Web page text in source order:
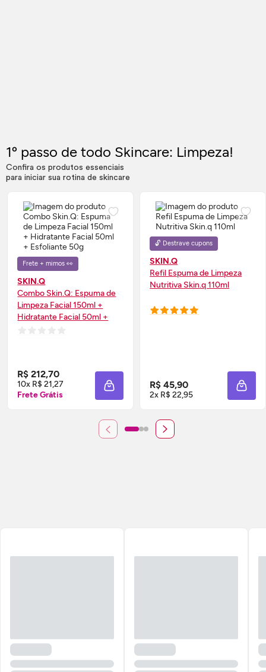
1º passo de todo Skincare: Limpeza!
Confira os produtos essenciais
para iniciar sua rotina deskincare
Frete + mimos 👀
SKIN.Q
Combo Skin.Q: Espuma de
Limpeza Facial 150ml +
Hidratante Facial 50ml +
R$ 212,70
10x R$ 21,27
Frete Grátis
ADICIONAR À SACOLA
🔓 Destrave cupons
SKIN.Q
Refil Espuma de Limpeza
Nutritiva Skin.q 110ml
R$ 45,90
2x R$ 22,95